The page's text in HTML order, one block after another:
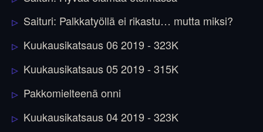
Saituri: Palkkatyöllä ei rikastu… mutta miksi?
Kuukausikatsaus 06 2019 - 323K
Kuukausikatsaus 05 2019 - 315K
Pakkomielteenä onni
Kuukausikatsaus 04 2019 - 323K